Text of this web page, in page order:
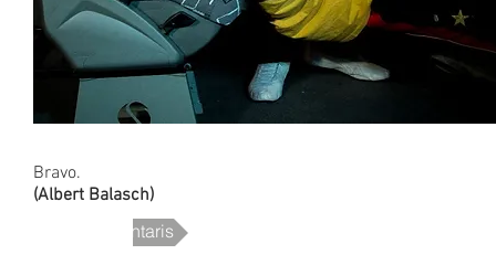
Bravo.
(Albert Balasch)
Més comentaris